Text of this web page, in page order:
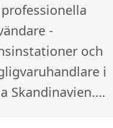
-
och
i
Skandinavien.…